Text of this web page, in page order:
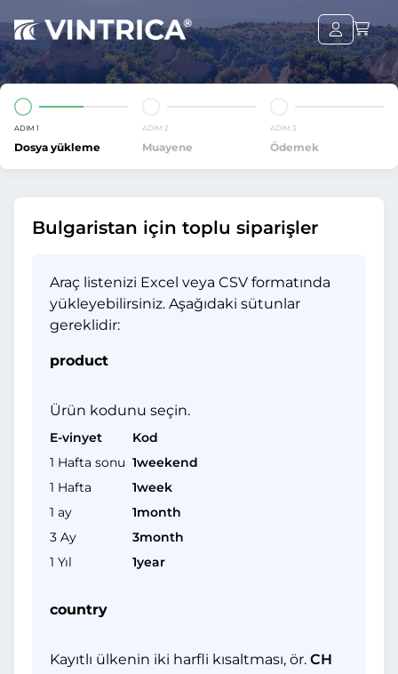
ADIM 1
Dosya yükleme
ADIM 2
Muayene
ADIM 3
Ödemek
Bulgaristan için toplu siparişler
Araç listenizi Excel veya CSV formatında
yükleyebilirsiniz. Aşağıdaki sütunlar
gereklidir:
product
Ürün kodunu seçin.
E-vinyet
Kod
1 Hafta sonu 1weekend
1 Hafta
1week
1 ay
1month
3 Ay
3month
1 Yıl
1year
country
Kayıtlı ülkenin iki harfli kısaltması, ör. CH